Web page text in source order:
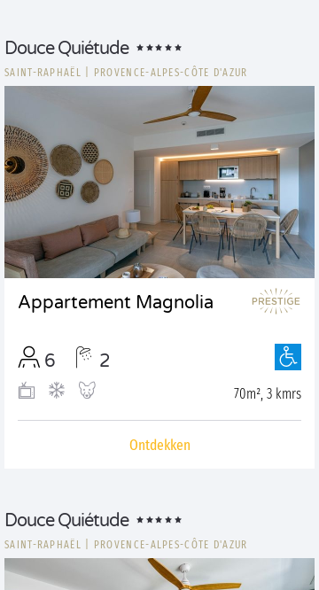
Douce Quiétude
SAINT-RAPHAËL PROVENCE-ALPES-CÔTE D'AZUR
Appartement Magnolia
6 2
70m², 3 kmrs
Ontdekken
Douce Quiétude
SAINT-RAPHAËL PROVENCE-ALPES-CÔTE D'AZUR